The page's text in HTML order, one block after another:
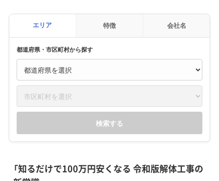
エリア 特徴 会社名
都道府県・市区町村から探す
検索する
「知るだけで100万円安くなる 令和版解体工事の